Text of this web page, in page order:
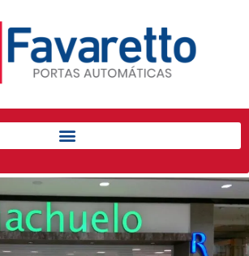
Início
Produtos
Porta de Enrolar Automática
Automatizadores